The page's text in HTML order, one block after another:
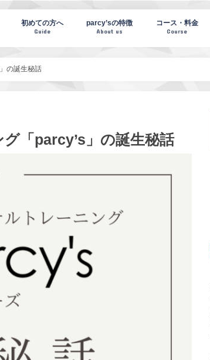
ノート)
初めての方へ
Guide
parcy’sの特徴
About us
コース・料金
Course
の誕生秘話
「parcy’s」の誕生秘話